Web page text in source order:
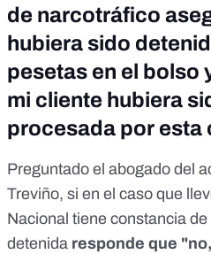
de narcotráfico
hubiera sido
pesetas en el bolso
mi cliente hubiera
procesada por esta
Preguntado el abogado del
Treviño, si en el caso que
Nacional tiene constancia
detenida responde que